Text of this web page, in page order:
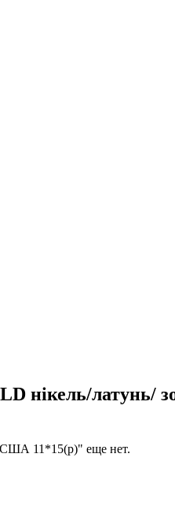
латунь/
США 11*15(р)" еще нет.